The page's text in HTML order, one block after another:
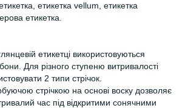
етикетка vellum, етикетка
етикетка.
етикетці використовуються
Для різного ступеню витривалості
2 типи стрічок.
стрічкою на основі воску дозволяє
час під відкритими сонячними